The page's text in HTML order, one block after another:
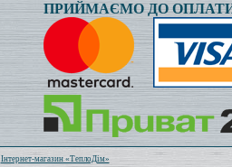
ПРИЙМАЄМО ДО
Всього: 1020813 Сьогодні: 430
Інтернет-магазин «ТеплоДім»